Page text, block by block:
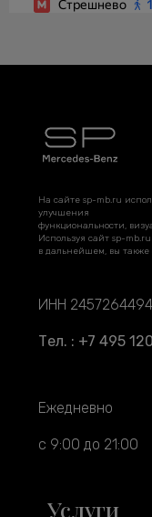
На сайте sp-mb.ru
улучшения
функциональности,
Используя сайт sp-mb.ru
в дальнейшем, вы также
ИНН
Тел. : +7 495
Ежедневно
с 9:00 до 21:00
Услуги